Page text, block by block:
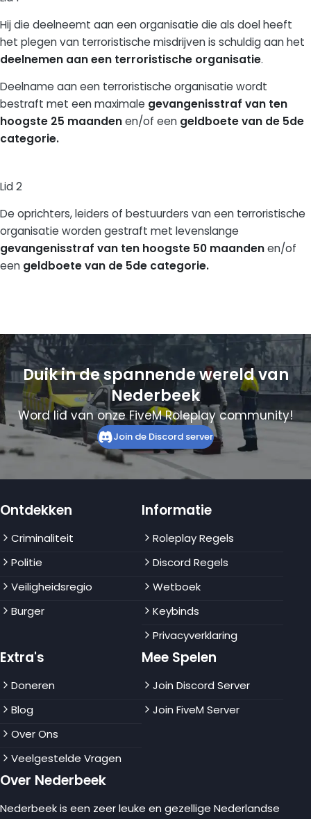
Hij die deelneemt aan een organisatie die als doel heeft
het plegen van terroristische misdrijven is schuldig aan het
deelnemen aan een terroristische organisatie.
Deelname aan een terroristische organisatie wordt
bestraft met een maximale gevangenisstraf van ten
hoogste 25 maandenen/of een geldboete van de 5de
categorie.
Lid 2
De oprichters, leiders of bestuurders van een terroristische
organisatie worden gestraft met levenslange
gevangenisstraf van ten hoogste 50 maandenen/of
een geldboete van de 5de categorie.
Duik in de spannende wereld van
Nederbeek
Word lid van onze FiveM Roleplay community!
Join de Discord server
Ontdekken
Criminaliteit
Politie
Veiligheidsregio
Burger
Informatie
Roleplay Regels
Discord Regels
Wetboek
Keybinds
Privacyverklaring
Extra's
Doneren
Blog
Over Ons
Veelgestelde Vragen
Mee Spelen
Join Discord Server
Join FiveM Server
Over Nederbeek
Nederbeek is een zeer leuke en gezellige Nederlandse